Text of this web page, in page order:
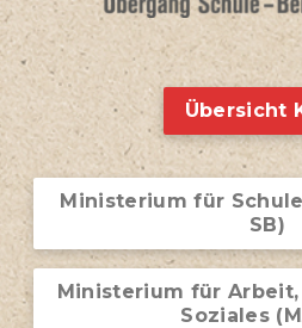
Übersicht
Ministerium für
SB)
Ministerium für
Soziales